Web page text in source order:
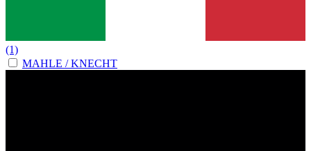
(1)
MAHLE / KNECHT